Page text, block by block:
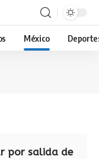
México
por salida de